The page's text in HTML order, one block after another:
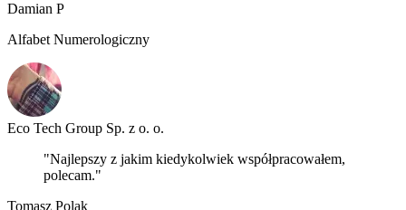
Damian P
Alfabet Numerologiczny
Eco Tech Group Sp. z o. o.
"Najlepszy z jakim kiedykolwiek współpracowałem,
polecam."
Tomasz Polak